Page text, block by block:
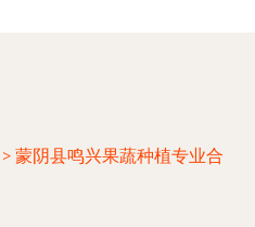
> 蒙阴县鸣兴果蔬种植专业合